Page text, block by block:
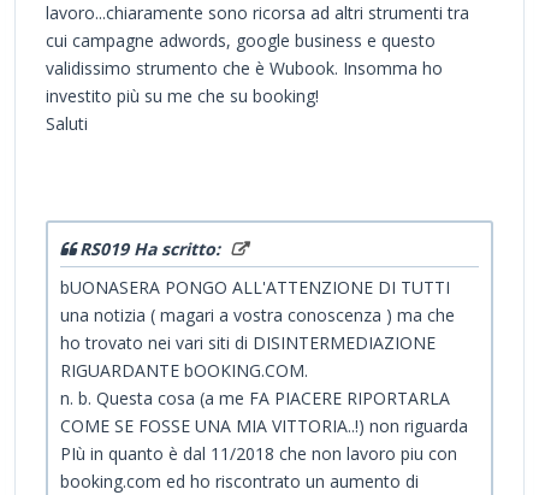
lavoro...chiaramente sono ricorsa ad altri strumenti tra
cui campagne adwords, google business e questo
validissimo strumento che è Wubook. Insomma ho
investito più su me che su booking!
Saluti
RS019 Ha scritto:
bUONASERA PONGO ALL'ATTENZIONE DI TUTTI
una notizia ( magari a vostra conoscenza ) ma che
ho trovato nei vari siti di DISINTERMEDIAZIONE
RIGUARDANTE bOOKING.COM.
n. b. Questa cosa (a me FA PIACERE RIPORTARLA
COME SE FOSSE UNA MIA VITTORIA..!) non riguarda
PIù in quanto è dal 11/2018 che non lavoro piu con
booking.com ed ho riscontrato un aumento di